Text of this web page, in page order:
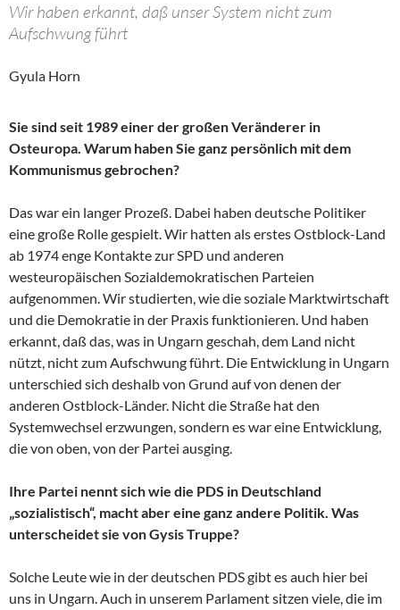
Wir haben erkannt, daß unser System nicht zum
Aufschwung führt
Gyula Horn
Sie sind seit 1989 einer der großen Veränderer in
Osteuropa. Warum haben Sie ganz persönlich mit dem
Kommunismus gebrochen?
Das war ein langer Prozeß. Dabei haben deutsche Politiker
eine große Rolle gespielt. Wir hatten als erstes Ostblock-Land
ab 1974 enge Kontakte zur SPD und anderen
westeuropäischen Sozialdemokratischen Parteien
aufgenommen. Wir studierten, wie die soziale Marktwirtschaft
und die Demokratie in der Praxis funktionieren. Und haben
erkannt, daß das, was in Ungarn geschah, dem Land nicht
nützt, nicht zum Aufschwung führt. Die Entwicklung in Ungarn
unterschied sich deshalb von Grund auf von denen der
anderen Ostblock-Länder. Nicht die Straße hat den
Systemwechsel erzwungen, sondern es war eine Entwicklung,
die von oben, von der Partei ausging.
Ihre Partei nennt sich wie die PDS in Deutschland
„sozialistisch“, macht aber eine ganz andere Politik. Was
unterscheidet sie von Gysis Truppe?
Solche Leute wie in der deutschen PDS gibt es auch hier bei
uns in Ungarn. Auch in unserem Parlament sitzen viele, die im